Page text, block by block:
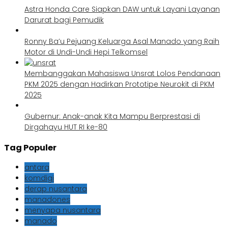
Astra Honda Care Siapkan DAW untuk Layani Layanan
Darurat bagi Pemudik
Ronny Ba’u Pejuang Keluarga Asal Manado yang Raih
Motor di Undi-Undi Hepi Telkomsel
Membanggakan Mahasiswa Unsrat Lolos Pendanaan
PKM 2025 dengan Hadirkan Prototipe Neurokit di PKM
2025
Gubernur: Anak-anak Kita Mampu Berprestasi di
Dirgahayu HUT RI ke-80
Tag Populer
antara
komdigi
derap nusantara
manadones
menyapa nusantara
manado